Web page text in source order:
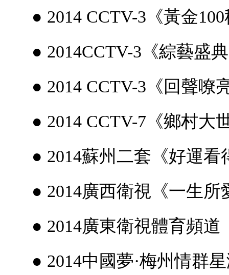
● 2014 CCTV-3《黃金100
● 2014CCTV-3《綜藝盛
● 2014 CCTV-3《回聲嘹
● 2014 CCTV-7《鄉村大
● 2014蘇州二套《好運看
● 2014廣西衛視《一生所
● 2014廣東衛視體育頻道
● 2014中國夢·梅州情群星